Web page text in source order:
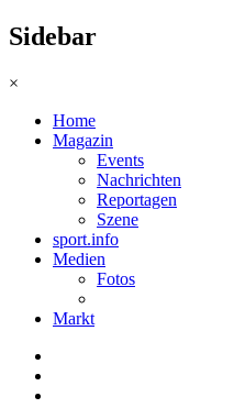
Sidebar
×
Home
Magazin
Events
Nachrichten
Reportagen
Szene
sport.info
Medien
Fotos
Markt